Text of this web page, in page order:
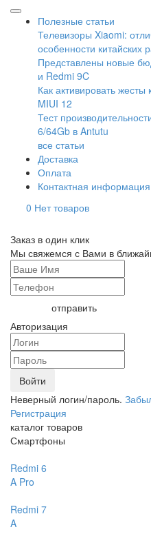
Полезные статьи
Телевизоры Xiaomi:
особенности китайских
Представлены новые
и Redmi 9C
Как активировать
MIUI 12
Тест
6/64Gb в Antutu
все статьи
Доставка
Оплата
Контактная информация
0 Нет товаров
Заказ в один клик
Мы свяжемся с Вами в
Авторизация
Войти
Неверный логин/пароль.
Регистрация
каталог товаров
Смартфоны
Redmi 6
A Pro
Redmi 7
A